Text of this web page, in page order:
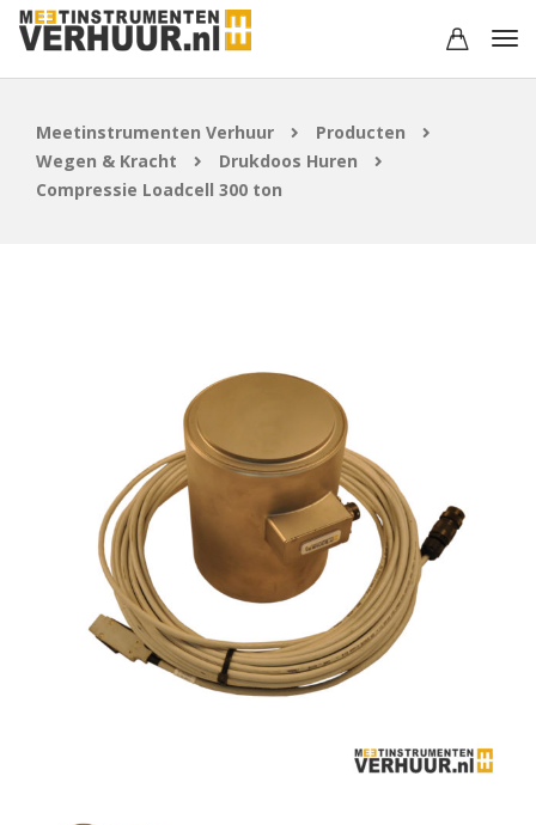
Meetinstrumenten Verhuur
Producten
Wegen & Kracht
Drukdoos Huren
Compressie Loadcell 300 ton